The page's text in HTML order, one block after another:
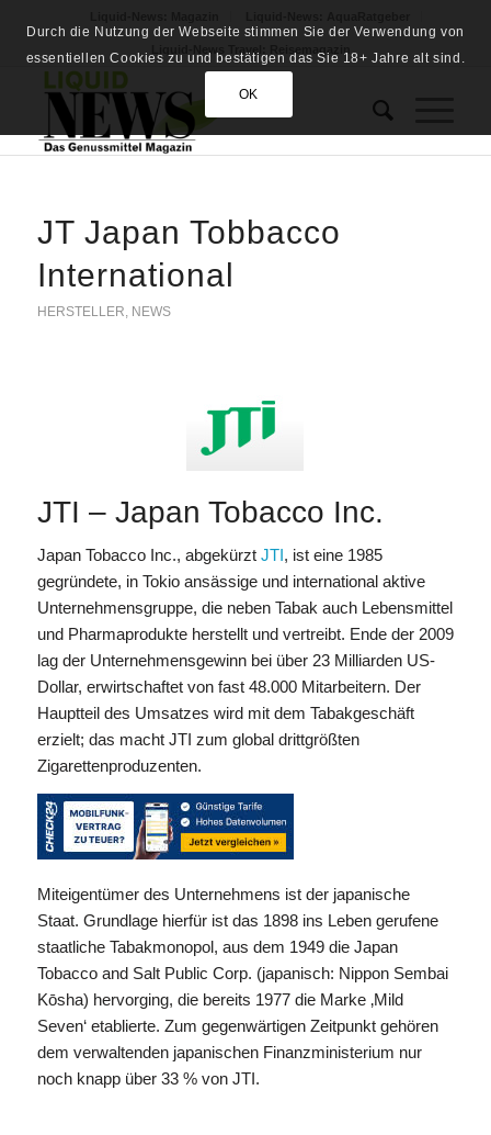
JT Japan Tobbacco
International
HERSTELLER, NEWS
JTI – Japan Tobacco Inc.
Japan Tobacco Inc., abgekürzt JTI, ist eine 1985
gegründete, in Tokio ansässige und international aktive
Unternehmensgruppe, die neben Tabak auch Lebensmittel
und Pharmaprodukte herstellt und vertreibt. Ende der 2009
lag der Unternehmensgewinn bei über 23 Milliarden US-
Dollar, erwirtschaftet von fast 48.000 Mitarbeitern. Der
Hauptteil des Umsatzes wird mit dem Tabakgeschäft
erzielt; das macht JTI zum global drittgrößten
Zigarettenproduzenten.
Miteigentümer des Unternehmens ist der japanische
Staat. Grundlage hierfür ist das 1898 ins Leben gerufene
staatliche Tabakmonopol, aus dem 1949 die Japan
Tobacco and Salt Public Corp. (japanisch: Nippon Sembai
Kōsha) hervorging, die bereits 1977 die Marke ‚Mild
Seven‘ etablierte. Zum gegenwärtigen Zeitpunkt gehören
dem verwaltenden japanischen Finanzministerium nur
noch knapp über 33 % von JTI.
Durch die Nutzung der Webseite stimmen Sie der Verwendung von
essentiellen Cookies zu und bestätigen das Sie 18+ Jahre alt sind.
OK